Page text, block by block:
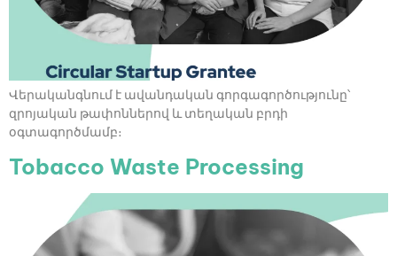
Վերականգնում է ավանդական գորգագործությունը՝
զրոյական թափոններով և տեղական բրդի
օգտագործմամբ։
Tobacco Waste Processing